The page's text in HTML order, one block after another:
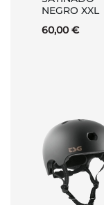
NEGRO XXL
60,00 €